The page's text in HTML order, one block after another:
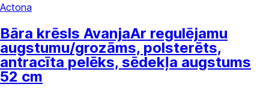
Actona
Bāra krēsls AvanjaAr regulējamu
augstumu/grozāms, polsterēts,
antracīta pelēks, sēdekļa augstums
52 cm